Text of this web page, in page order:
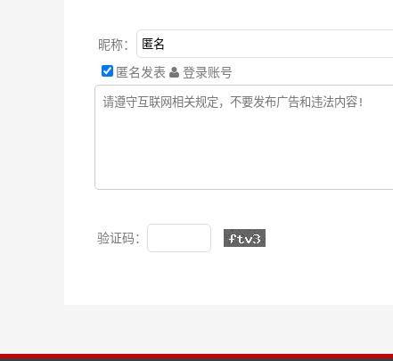
昵称：
匿名发表
登录账号
验证码：